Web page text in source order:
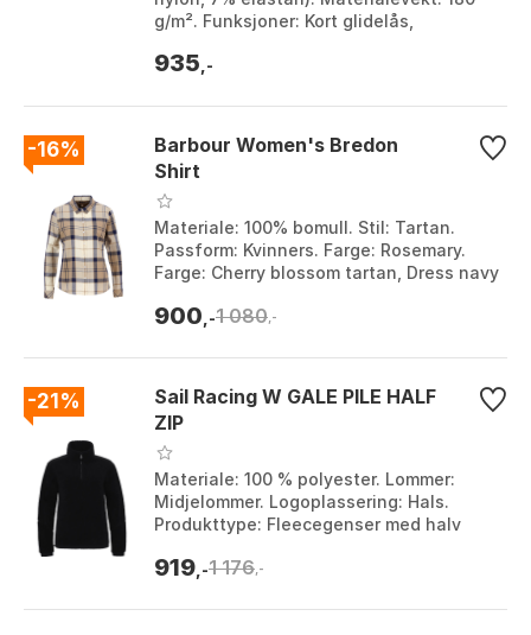
g/m². Funksjoner: Kort glidelås,
Egenskaper: 4-veis ...
935 ,-
-16%
Barbour Women's Bredon
Shirt
Materiale: 100% bomull. Stil: Tartan.
Passform: Kvinners. Farge: Rosemary.
Farge: Cherry blossom tartan, Dress navy
Tartan, S...
900 ,-1 080 ,-
-21%
Sail Racing W GALE PILE HALF
ZIP
Materiale: 100 % polyester. Lommer:
Midjelommer. Logoplassering: Hals.
Produkttype: Fleecegenser med halv
XL.
919 ,-1 176 ,-